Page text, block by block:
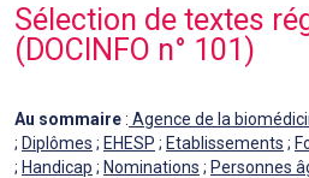
Sélection de textes
(DOCINFO n° 101)
Au sommaire: Agence de la
; Diplômes ; EHESP ; Etablissements ;
; Handicap ; Nominations ; Personnes